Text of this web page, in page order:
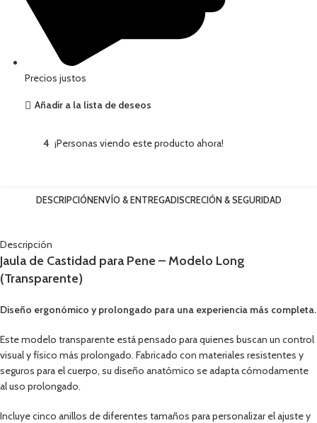
Precios justos
Añadir a la lista de deseos
4 ¡Personas viendo este producto ahora!
DESCRIPCIÓNENVÍO & ENTREGADISCRECIÓN & SEGURIDAD
Descripción
Jaula de Castidad para Pene – Modelo Long
(Transparente)
Diseño ergonómico y prolongado para una experiencia más completa.
Este modelo transparente está pensado para quienes buscan un control
visual y físico más prolongado. Fabricado con materiales resistentes y
seguros para el cuerpo, su diseño anatómico se adapta cómodamente
al uso prolongado.
Incluye cinco anillos de diferentes tamaños para personalizar el ajuste y